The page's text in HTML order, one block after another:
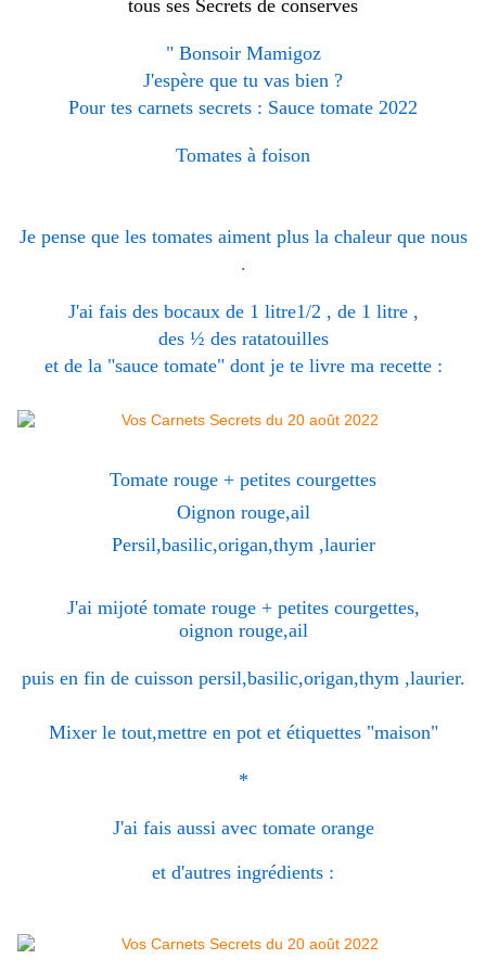
tous ses Secrets de conserves
" Bonsoir Mamigoz
J'espère que tu vas bien ?
Pour tes carnets secrets : Sauce tomate 2022
Tomates à foison
Je pense que les tomates aiment plus la chaleur que nous
.
J'ai fais des bocaux de 1 litre1/2 , de 1 litre ,
des ½ des ratatouilles
et de la "sauce tomate" dont je te livre ma recette :
Tomate rouge + petites courgettes
Oignon rouge,ail
Persil,basilic,origan,thym ,laurier
J'ai mijoté tomate rouge + petites courgettes,
oignon rouge,ail
puis en fin de cuisson persil,basilic,origan,thym ,laurier.
Mixer le tout,mettre en pot et étiquettes "maison"
*
J'ai fais aussi avec tomate orange
et d'autres ingrédients :